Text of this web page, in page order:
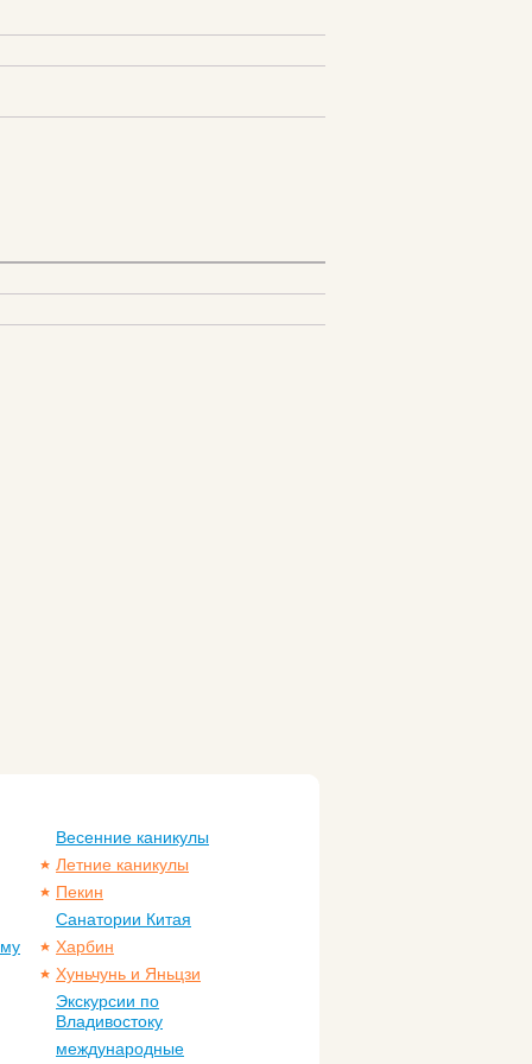
Весенние каникулы
Летние каникулы
Пекин
Санатории Китая
Харбин
Хуньчунь и Яньцзи
Экскурсии по
Владивостоку
международные